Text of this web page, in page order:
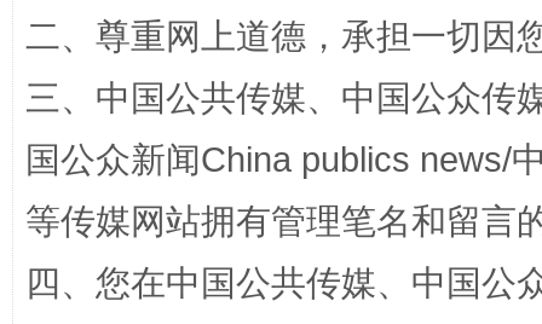
阿坝州三大球赛在茂县开幕
二、尊重网上道德，承担一切因
三、中国公共传媒、中国公众传
国公众新闻China publics news/
等传媒网站拥有管理笔名和留言
四、您在中国公共传媒、中国公